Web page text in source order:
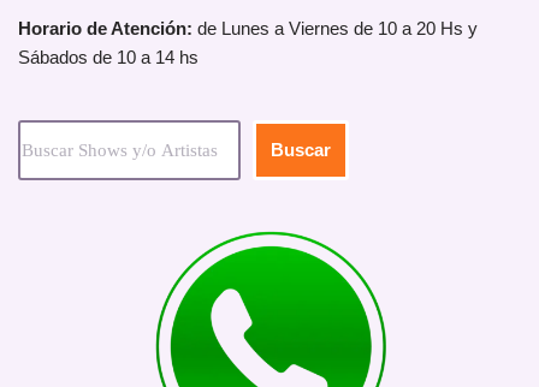
Horario de Atención: de Lunes a Viernes de 10 a 20 Hs y
Sábados de 10 a 14 hs
Buscar